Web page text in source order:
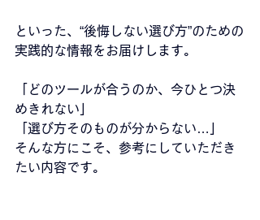
といった、“後悔しない選び方”のための
実践的な情報をお届けします。
「どのツールが合うのか、今ひとつ決
めきれない」
「選び方そのものが分からない…」
そんな方にこそ、参考にしていただき
たい内容です。